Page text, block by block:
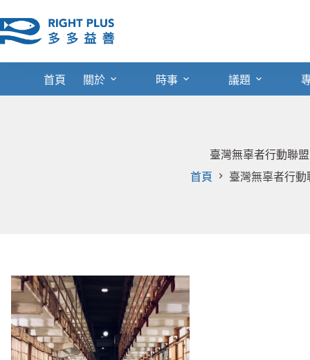
至
主
首頁 關於 時事 議題
臺灣無辜者行動聯盟
首頁
臺灣無辜者行動